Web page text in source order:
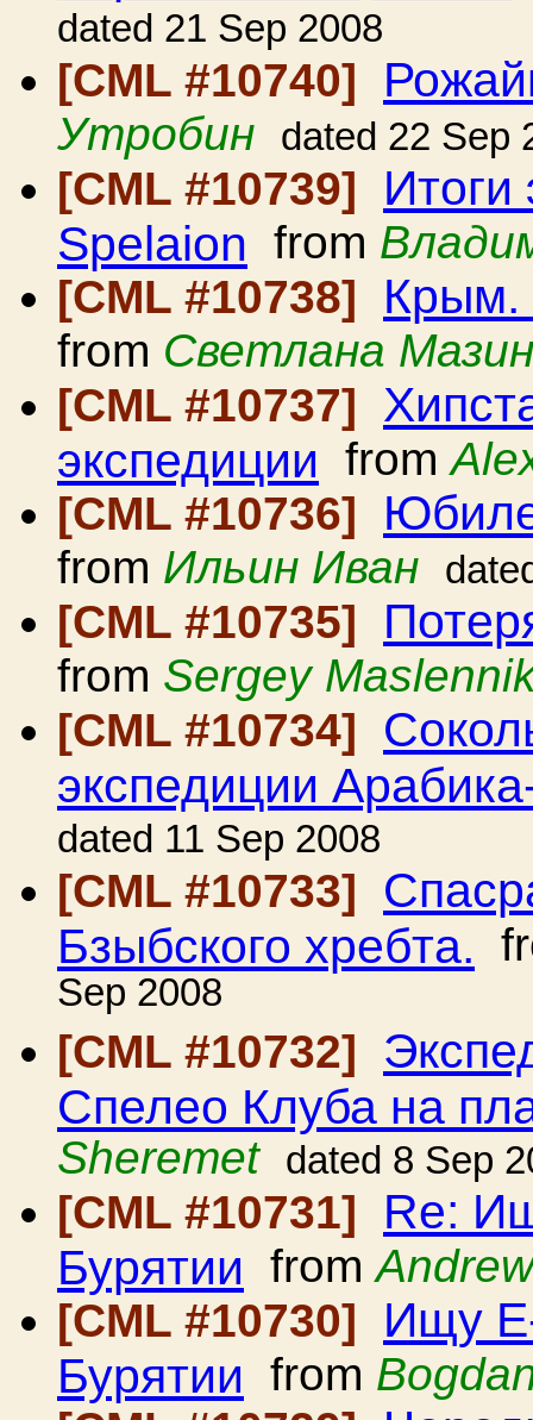
dated 21 Sep 2008
[CML #10740]
Утробин dated 22 Sep
[CML #10739] Итоги
Spelaion from
[CML #10738]
Крым.
from Светлана
[CML #10737]
экспедиции from
[CML #10736]
from Ильин Иван
[CML #10735]
from Sergey
[CML #10734]
экспедиции
dated 11 Sep 2008
[CML #10733]
Бзыбского хребта.
Sep 2008
[CML #10732]
Спелео Клуба на
Sheremet
dated 8 Sep
[CML #10731] Re:
Бурятии from
[CML #10730]
Ищу
Бурятии from